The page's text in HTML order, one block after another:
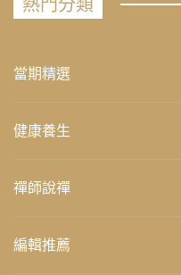
熱門分類
當期精選
健康養生
禪師說禪
編輯推薦